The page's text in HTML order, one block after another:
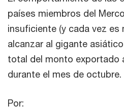
países miembros del
insuficiente (y cada vez es
alcanzar al gigante
total del monto exportado
durante el mes de octubre.
Por: